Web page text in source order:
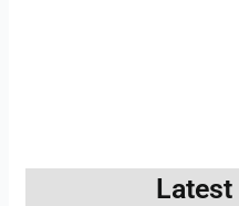
Latest